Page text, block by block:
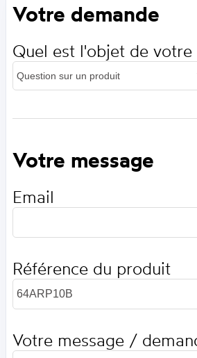
Votre demande
Quel est l'objet de votre
Votre message
Email
Référence du produit
Votre message /